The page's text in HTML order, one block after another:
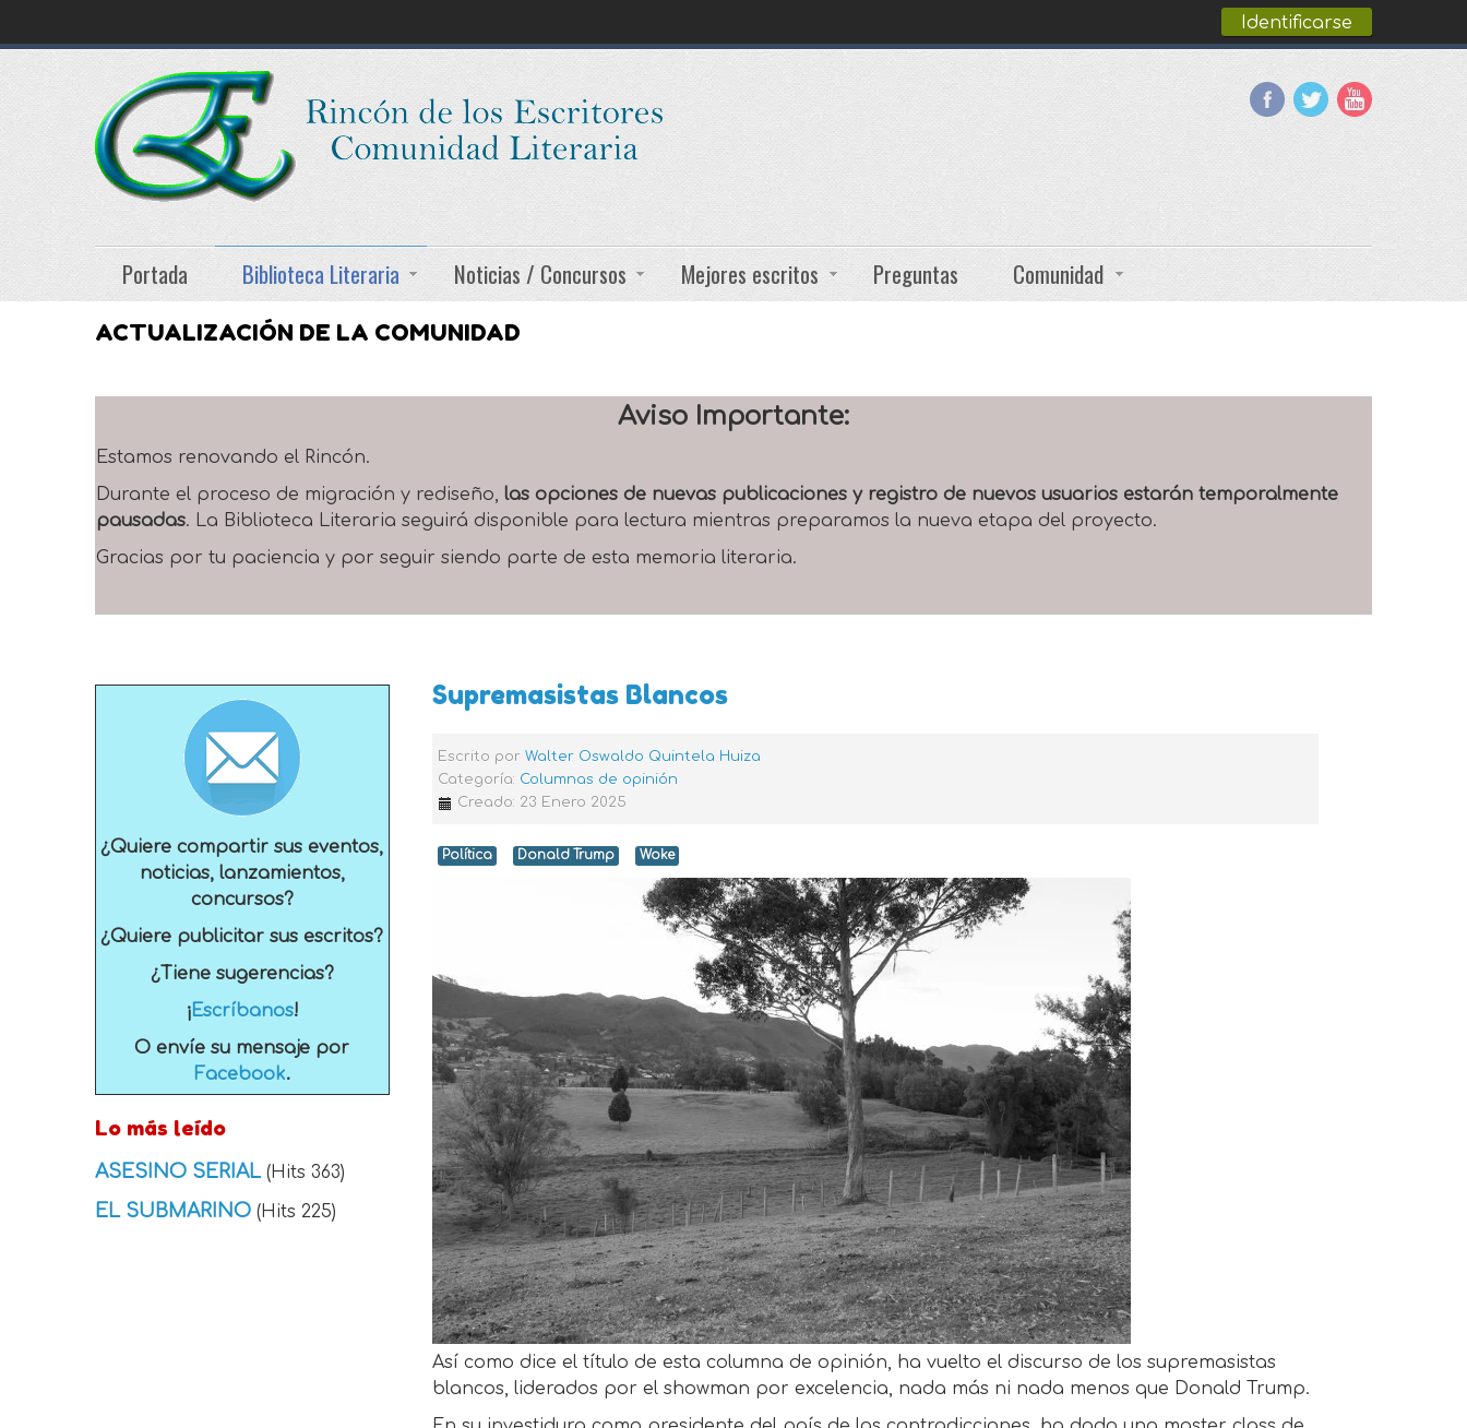
Identificarse
Portada Biblioteca Literaria Noticias / Concursos Mejores escritos Preguntas Comunidad
ACTUALIZACIÓN DE LA COMUNIDAD
Aviso Importante:
Estamos renovando el Rincón.
Durante el proceso de migración y rediseño, las opciones de nuevas publicaciones y registro de nuevos usuarios estarán temporalmente
pausadas. La Biblioteca Literaria seguirá disponible para lectura mientras preparamos la nueva etapa del proyecto.
Gracias por tu paciencia y por seguir siendo parte de esta memoria literaria.
Supremasistas Blancos
Escrito porWalter Oswaldo Quintela Huiza
Categoría: Columnas de opinión
Creado: 23 Enero 2025
Política Donald Trump Woke
Así como dice el título de esta columna de opinión, ha vuelto el discurso de los supremasistas
blancos, liderados por el showman por excelencia, nada más ni nada menos que Donald Trump.
¿Quiere compartir sus eventos,
noticias, lanzamientos,
concursos?
¿Quiere publicitar sus escritos?
¿Tiene sugerencias?
¡Escríbanos!
O envíe su mensaje por
Facebook.
Lo más leído
ASESINO SERIAL (Hits 363)
EL SUBMARINO (Hits 225)